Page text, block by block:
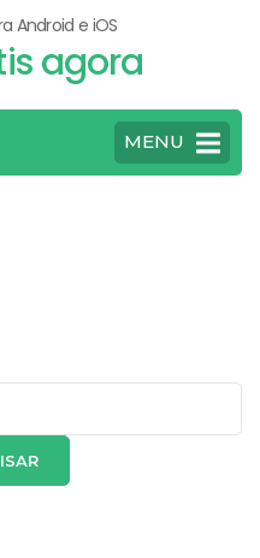
Android e iOS
agora
MENU